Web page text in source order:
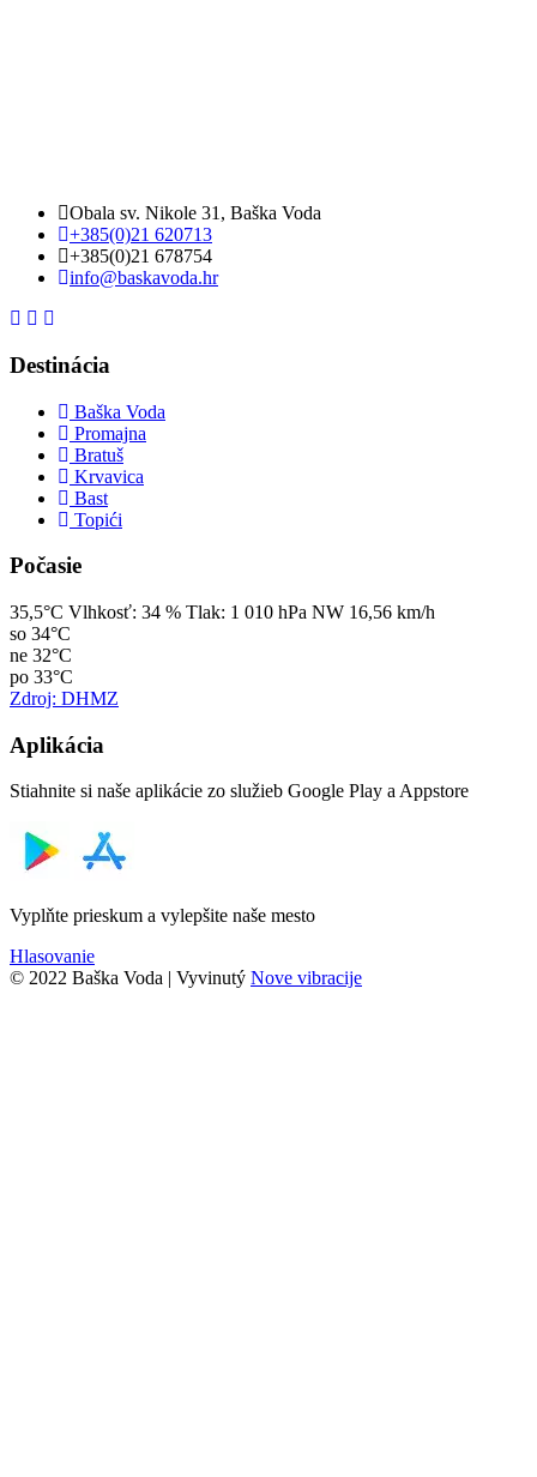
Obala sv. Nikole 31, Baška Voda
+385(0)21 620713
+385(0)21 678754
info@baskavoda.hr
Destinácia
Baška Voda
Promajna
Bratuš
Krvavica
Bast
Topići
Počasie
35,5°C Vlhkosť: 34 % Tlak: 1 010 hPa NW 16,56 km/h
so 34°C
ne 32°C
po 33°C
Zdroj: DHMZ
Aplikácia
Stiahnite si naše aplikácie zo služieb Google Play a Appstore
Vyplňte prieskum a vylepšite naše mesto
Hlasovanie
© 2022 Baška Voda | Vyvinutý Nove vibracije